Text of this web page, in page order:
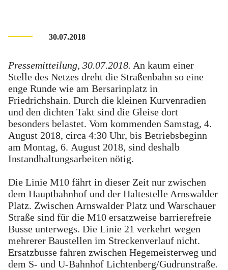
30.07.2018
Pressemitteilung, 30.07.2018. An kaum einer
Stelle des Netzes dreht die Straßenbahn so eine
enge Runde wie am Bersarinplatz in
Friedrichshain. Durch die kleinen Kurvenradien
und den dichten Takt sind die Gleise dort
besonders belastet. Vom kommenden Samstag, 4.
August 2018, circa 4:30 Uhr, bis Betriebsbeginn
am Montag, 6. August 2018, sind deshalb
Instandhaltungsarbeiten nötig.
Die Linie M10 fährt in dieser Zeit nur zwischen
dem Hauptbahnhof und der Haltestelle Arnswalder
Platz. Zwischen Arnswalder Platz und Warschauer
Straße sind für die M10 ersatzweise barrierefreie
Busse unterwegs. Die Linie 21 verkehrt wegen
mehrerer Baustellen im Streckenverlauf nicht.
Ersatzbusse fahren zwischen Hegemeisterweg und
dem S- und U-Bahnhof Lichtenberg/Gudrunstraße.